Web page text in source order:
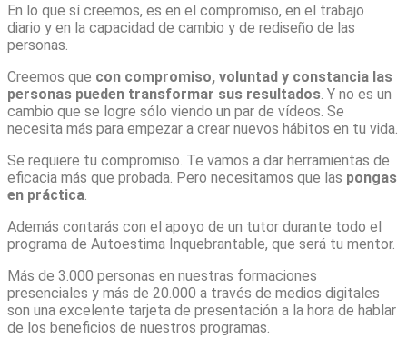
En lo que sí creemos, es en el compromiso, en el trabajo
diario y en la capacidad de cambio y de rediseño de las
personas.
Creemos que con compromiso, voluntad y constancia las
personas pueden transformar sus resultados. Y no es un
cambio que se logre sólo viendo un par de vídeos. Se
necesita más para empezar a crear nuevos hábitos en tu vida.
Se requiere tu compromiso. Te vamos a dar herramientas de
eficacia más que probada. Pero necesitamos que las pongas
en práctica.
Además contarás con el apoyo de un tutor durante todo el
programa de Autoestima Inquebrantable, que será tu mentor.
Más de 3.000 personas en nuestras formaciones
presenciales y más de 20.000 a través de medios digitales
son una excelente tarjeta de presentación a la hora de hablar
de los beneficios de nuestros programas.